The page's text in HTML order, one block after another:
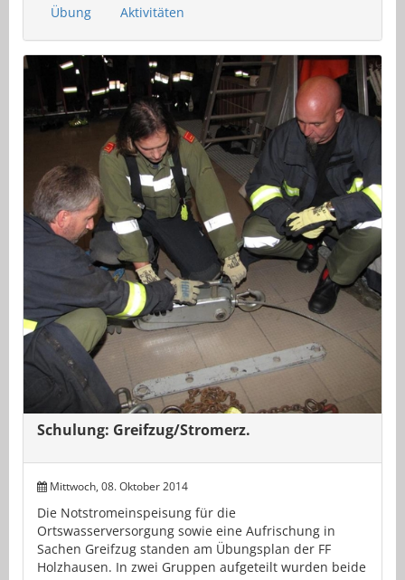
Übung Aktivitäten
Schulung: Greifzug/Stromerz.
Mittwoch, 08. Oktober 2014
Die Notstromeinspeisung für die
Ortswasserversorgung sowie eine Aufrischung in
Sachen Greifzug standen am Übungsplan der FF
Holzhausen. In zwei Gruppen aufgeteilt wurden beide